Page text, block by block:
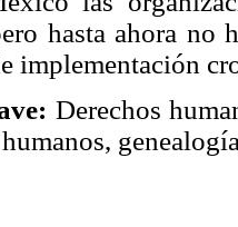
hasta ahora no
implementación
Derechos